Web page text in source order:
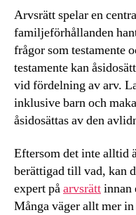
Arvsrätt spelar en
familjeförhållanden
frågor som testamente
testamente kan
vid fördelning av arv.
inklusive barn och
åsidosättas av den
Eftersom det inte alltid
berättigad till vad, kan
expert påarvsrättinnan
Många väger allt mer